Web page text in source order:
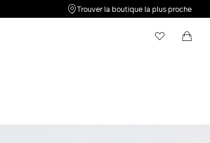
Trouver la boutique la plus proche